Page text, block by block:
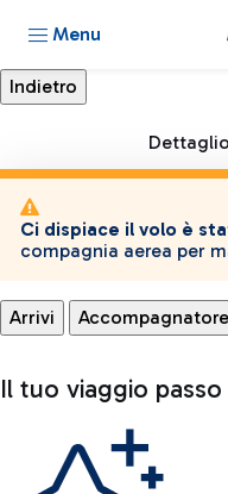
Menu
Ci dispiace il volo è
compagnia aerea per
Arrivi Accompagnatore
Il tuo viaggio